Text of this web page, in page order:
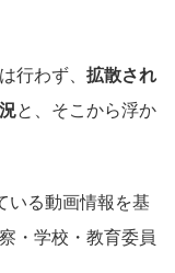
行わず、 拡散され
と、そこから浮か
いる動画情報を基
・学校・教育委員